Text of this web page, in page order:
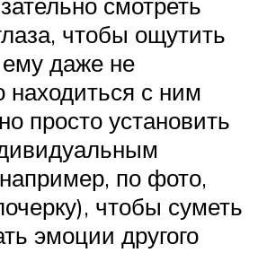
чтобы ощутить
даже не
находиться с ним
просто установить
по фото,
чтобы суметь
эмоции другого